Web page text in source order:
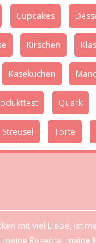
Cupcakes
Kirschen
Käsekuchen
Quark
Streusel Torte
mit viel Liebe, ist
Rezepte, meine